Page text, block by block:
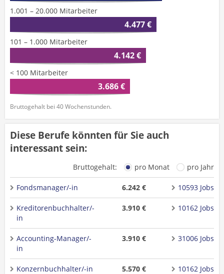
1.001 – 20.000 Mitarbeiter
4.477 €
101 – 1.000 Mitarbeiter
4.142 €
< 100 Mitarbeiter
3.686 €
Bruttogehalt bei 40 Wochenstunden.
Diese Berufe könnten für Sie auch
interessant sein:
Bruttogehalt: pro Monat pro Jahr
Fondsmanager/-in 6.242 € 10593 Jobs
Kreditorenbuchhalter/-
in
3.910 € 10162 Jobs
Accounting-Manager/-
in
3.910 € 31006 Jobs
Konzernbuchhalter/-in 5.570 € 10162 Jobs